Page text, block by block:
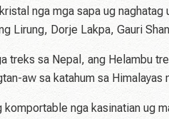
nga mga sapa ug
Lirung, Dorje Lakpa, Gauri
treks sa Nepal, ang Helambu
aw sa katahum sa
nga kasinatian ug